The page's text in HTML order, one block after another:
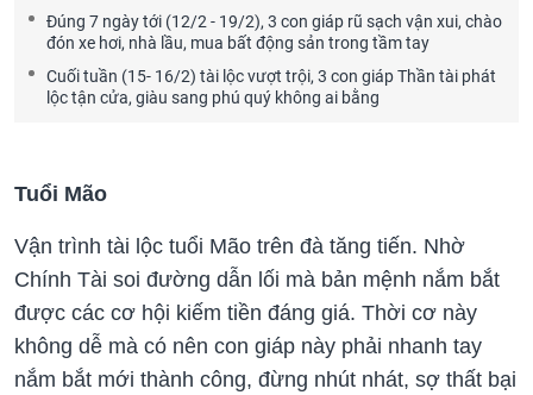
Đúng 7 ngày tới (12/2 - 19/2), 3 con giáp rũ sạch vận xui, chào
đón xe hơi, nhà lầu, mua bất động sản trong tầm tay
Cuối tuần (15- 16/2) tài lộc vượt trội, 3 con giáp Thần tài phát
lộc tận cửa, giàu sang phú quý không ai bằng
Tuổi Mão
Vận trình tài lộc tuổi Mão trên đà tăng tiến. Nhờ
Chính Tài soi đường dẫn lối mà bản mệnh nắm bắt
được các cơ hội kiếm tiền đáng giá. Thời cơ này
không dễ mà có nên con giáp này phải nhanh tay
nắm bắt mới thành công, đừng nhút nhát, sợ thất bại